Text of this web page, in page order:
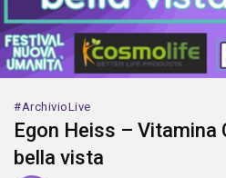
ArchivioLive
Egon Heiss – Vitamina
bella vista